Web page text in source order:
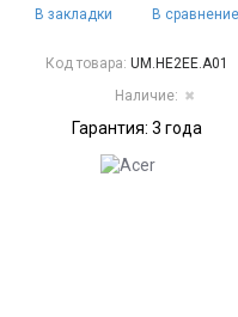
В закладки В сравнение
Код товара: UM.HE2EE.A01
Наличие: ✖
Гарантия: 3 года